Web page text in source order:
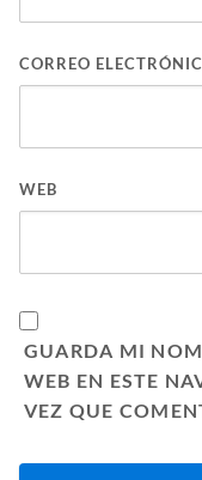
CORREO
WEB
GUARDA MI
WEB EN ESTE
VEZ QUE